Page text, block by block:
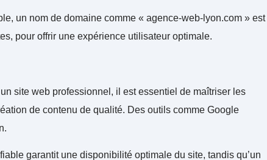
un nom de domaine comme « agence-web-lyon.com » est
pour offrir une expérience utilisateur optimale.
site web professionnel, il est essentiel de maîtriser les
de contenu de qualité. Des outils comme Google
garantit une disponibilité optimale du site, tandis qu’un